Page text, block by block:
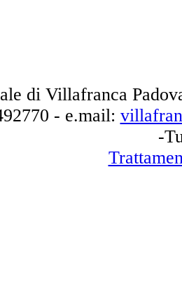
di Villafranca
- e.mail:
-